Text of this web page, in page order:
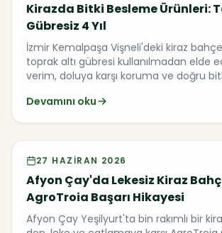
Kirazda Bitki Besleme Ürünleri:
Gübresiz 4 Yıl
İzmir Kemalpaşa Vişneli'deki kiraz
toprak altı gübresi kullanılmadan elde
verim, doluya karşı koruma ve doğru
Devamını oku
Video
27 HAZIRAN 2026
Afyon Çay'da Lekesiz Kiraz
AgroTroia Başarı Hikayesi
Afyon Çay Yeşilyurt'ta bin rakımlı bir